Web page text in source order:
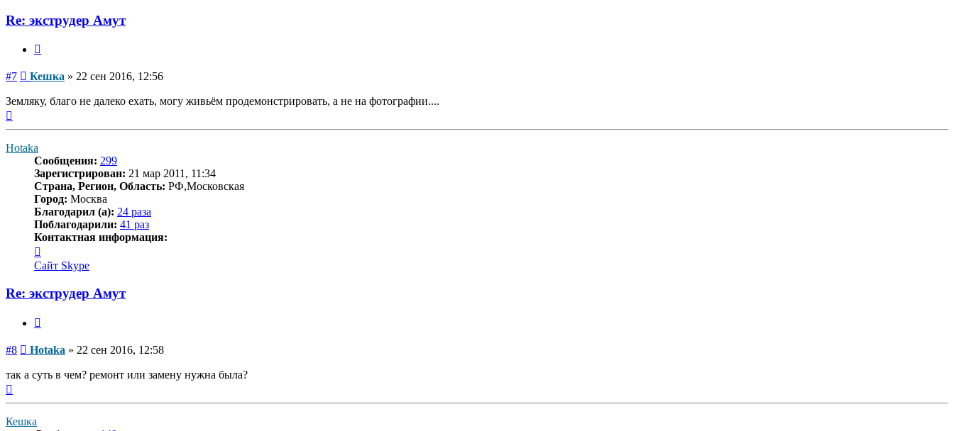
Re: экструдер Амут
#7 Сообщение
Кешка » 22 сен 2016, 12:56
Земляку, благо не далеко ехать, могу живьём продемонстрировать, а не на фотографии....
к
Hotaka
Сообщения: 299
Зарегистрирован: 21 мар 2011, 11:34
Страна, Регион, Область: РФ,Московская
Город: Москва
Благодарил (а): 24 раза
Поблагодарили: 41 раз
Контактная информация:
информация
пользователя
Сайт Skype
Re: экструдер Амут
#8 Сообщение
Hotaka » 22 сен 2016, 12:58
так а суть в чем? ремонт или замену нужна была?
Кешка